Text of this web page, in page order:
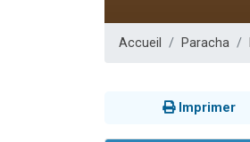
Accueil Paracha
Imprimer